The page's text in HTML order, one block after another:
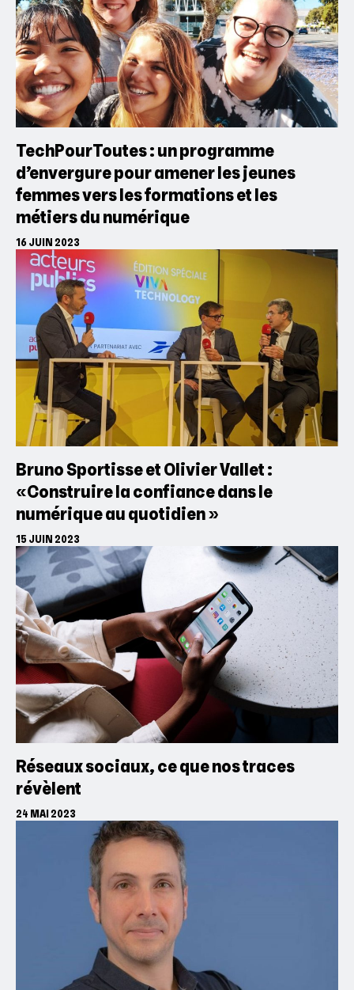
TechPourToutes : un programme
d’envergure pour amener les jeunes
femmes vers les formations et les
métiers du numérique
16 JUIN 2023
Bruno Sportisse et Olivier Vallet :
«Construire la confiance dans le
numérique au quotidien »
15 JUIN 2023
Réseaux sociaux, ce que nos traces
révèlent
24 MAI 2023